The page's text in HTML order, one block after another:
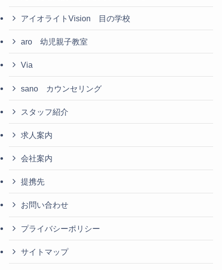
アイオライトVision 目の学校
aro 幼児親子教室
Via
sano カウンセリング
スタッフ紹介
求人案内
会社案内
提携先
お問い合わせ
プライバシーポリシー
サイトマップ